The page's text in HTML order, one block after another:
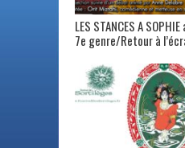
LES STANCES A
7e genre/Retour à